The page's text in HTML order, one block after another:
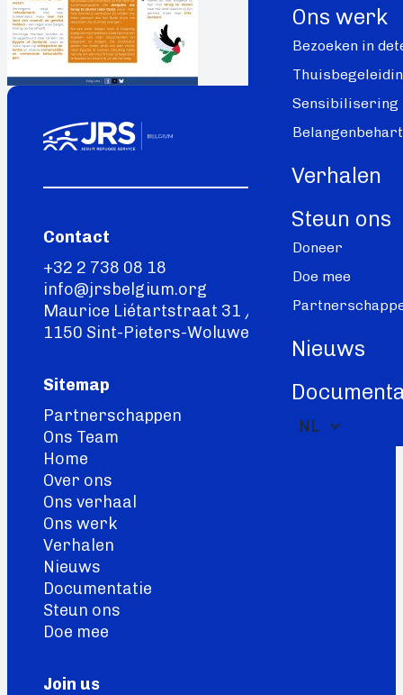
Ons werk
Bezoeken in
Sensibilisering
Verhalen
Steun ons
Doneer
Doe mee
Nieuws
NL
Contact
+32 2 738 08 18
info@jrsbelgium.org
Maurice Liétartstraat 31 / 9
1150 Sint-Pieters-Woluwe
Sitemap
Partnerschappen
Ons Team
Home
Over ons
Ons verhaal
Ons werk
Verhalen
Nieuws
Documentatie
Steun ons
Doe mee
Join us